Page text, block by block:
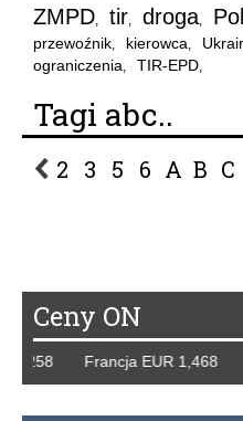
ZMPD, tir, droga,
przewoźnik, kierowca,
ograniczenia, TIR-EPD,
Tagi abc..
2 3 5 6 A B C
Ceny ON
Francja EUR 1,468